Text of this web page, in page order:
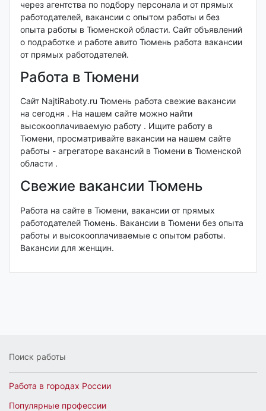
через агентства по подбору персонала и от прямых
работодателей, вакансии с опытом работы и без
опыта работы в Тюменской области. Сайт объявлений
о подработке и работе авито Тюмень работа вакансии
от прямых работодателей.
Работа в Тюмени
Сайт NajtiRaboty.ru Тюмень работа свежие вакансии
на сегодня . На нашем сайте можно найти
высокооплачиваемую работу . Ищите работу в
Тюмени, просматривайте вакансии на нашем сайте
работы - агрегаторе вакансий в Тюмени в Тюменской
области .
Свежие вакансии Тюмень
Работа на сайте в Тюмени, вакансии от прямых
работодателей Тюмень. Вакансии в Тюмени без опыта
работы и высокооплачиваемые с опытом работы.
Вакансии для женщин.
Поиск работы
Работа в городах России
Популярные профессии